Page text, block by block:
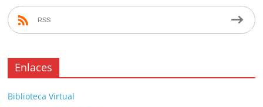
RSS
Enlaces
Biblioteca Virtual